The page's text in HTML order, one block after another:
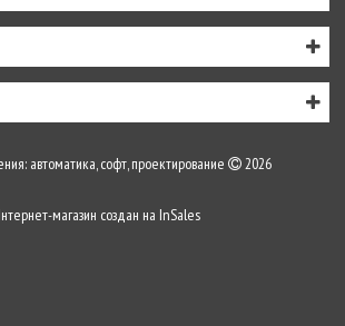
автоматика, софт, проектирование 2026
магазин создан на InSales